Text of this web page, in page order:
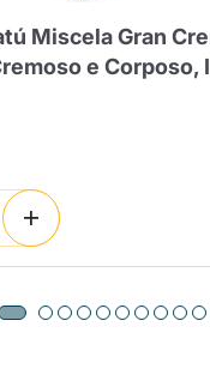
Miscela Gran
e Corposo,